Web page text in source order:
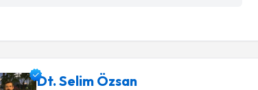
Dt. Selim Özsan